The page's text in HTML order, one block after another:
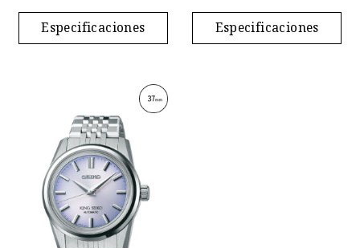
Especificaciones Especificaciones